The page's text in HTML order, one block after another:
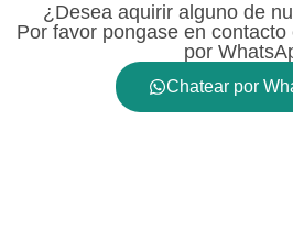
¿Desea aquirir alguno de
Por favor pongase en contacto
por
Chatear por